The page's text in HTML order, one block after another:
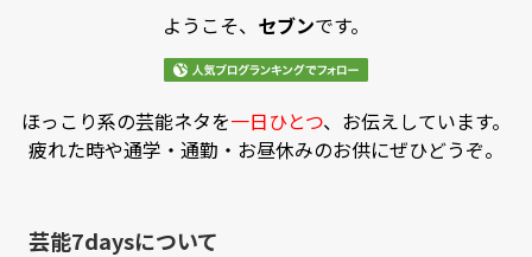
ようこそ、 セブンです。
ほっこり系の芸能ネタを一日ひとつ、お伝えしています。
疲れた時や通学・通勤・お昼休みのお供にぜひどうぞ。
芸能7daysについて